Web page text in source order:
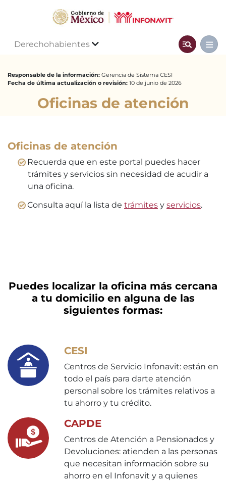
Derechohabientes
Responsable de la información: Gerencia de Sistema CESI
Fecha de última actualización o revisión: 10 de junio de 2026
Oficinas de atención
Oficinas de atención
Recuerda que en este portal puedes hacer
trámites y servicios sin necesidad de acudir a
una oficina.
Consulta aquí la lista de trámites y servicios.
Puedes localizar la oficina más cercana
a tu domicilio en alguna de las
siguientes formas:
CESI
Centros de Servicio Infonavit: están en
todo el país para darte atención
personal sobre los trámites relativos a
tu ahorro y tu crédito.
CAPDE
Centros de Atención a Pensionados y
Devoluciones: atienden a las personas
que necesitan información sobre su
ahorro en el Infonavit y a quienes